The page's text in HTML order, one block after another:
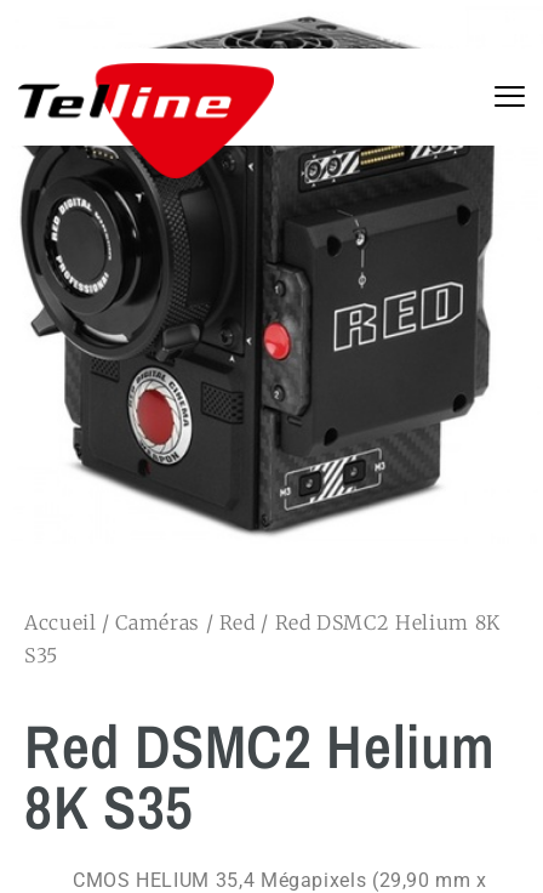
Accueil /Caméras / Red / Red DSMC2 Helium 8K
S35
Red DSMC2 Helium
8K S35
CMOS HELIUM 35,4 Mégapixels (29,90 mm x